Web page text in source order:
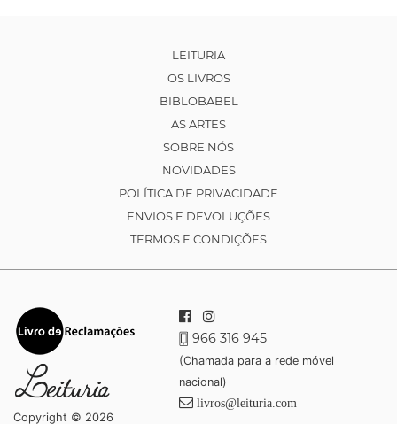
LEITURIA
OS LIVROS
BIBLOBABEL
AS ARTES
SOBRE NÓS
NOVIDADES
POLÍTICA DE PRIVACIDADE
ENVIOS E DEVOLUÇÕES
TERMOS E CONDIÇÕES
Copyright © 2026
966 316 945
(Chamada para a rede móvel
nacional)
livros@leituria.com